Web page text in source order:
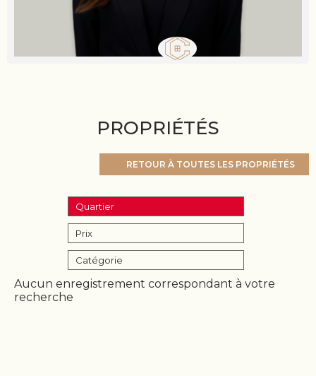
PROPRIÉTÉS
RETOUR À TOUTES LES PROPRIÉTÉS
Quartier
Prix
Catégorie
Aucun enregistrement correspondant à votre
recherche